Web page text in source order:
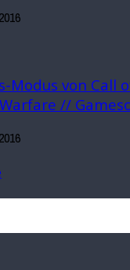
Modus von Call
//